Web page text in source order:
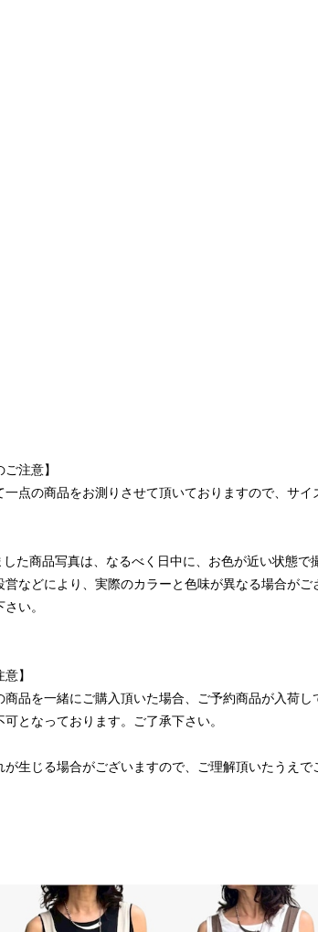
注意】
点の商品をお測りさせて頂いておりますので、サイ
た商品写真は、なるべく日中に、お色が近い状態で
などにより、実際のカラーと色味が異なる場合がご
い。
】
品を一緒にご購入頂いた場合、ご予約商品が入荷し
となっております。ご了承下さい。
生じる場合がございますので、ご理解頂いたうえで